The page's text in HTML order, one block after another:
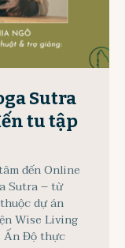
Sutra
tu tập
đến Online
Sutra – từ
dự án
Wise Living
Ấn Độ thực